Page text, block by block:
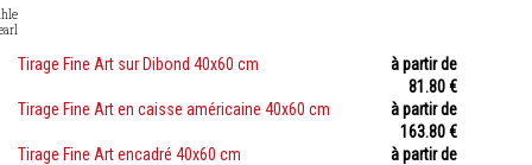
Tirage Fine Art sur Dibond 40x60 cm
à partir de
81.80 €
Tirage Fine Art en caisse américaine 40x60 cm
à partir de
163.80 €
Tirage Fine Art encadré 40x60 cm
à partir de